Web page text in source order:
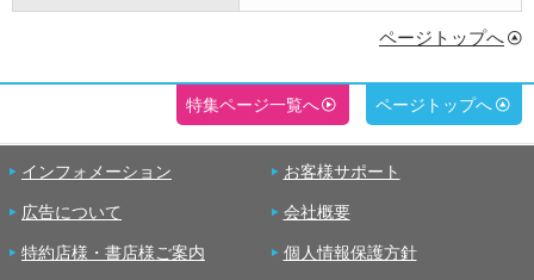
ページトップへ
特集ページ一覧へ ページトップへ
インフォメーション お客様サポート
広告について 会社概要
特約店様・書店様ご案内 個人情報保護方針